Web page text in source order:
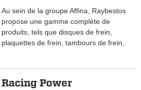
Au sein de la groupe Affina, Raybestos
propose une gamme complète de
produits, tels que disques de frein,
plaquettes de frein, tambours de frein,
Racing Power